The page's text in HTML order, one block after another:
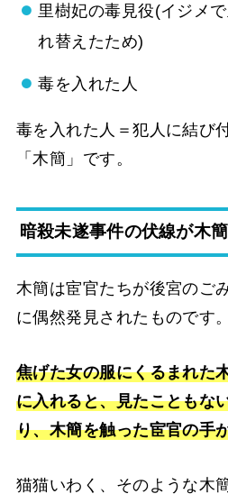
里樹妃の毒見役(イジメ
れ替えたため)
毒を入れた人
毒を入れた人＝犯人に結び
「木簡」です。
暗殺未遂事件の伏線が木簡
木簡は宦官たちが後宮のご
に偶然発見されたものです。
焦げた女の服にくるまれた
に入れると、見たこともな
り、木簡を触った宦官の手
猫猫いわく、そのような木